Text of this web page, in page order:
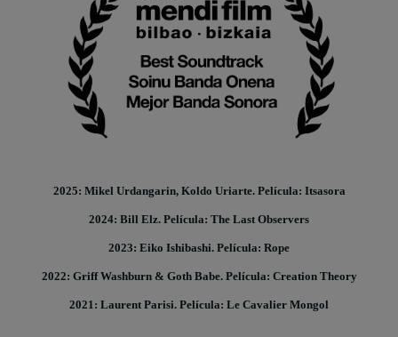
2025: Mikel Urdangarin, Koldo Uriarte. Película: Itsasora
2024: Bill Elz. Película: The Last Observers
2023: Eiko Ishibashi. Película: Rope
2022: Griff Washburn & Goth Babe. Película: Creation Theory
2021: Laurent Parisi. Película: Le Cavalier Mongol